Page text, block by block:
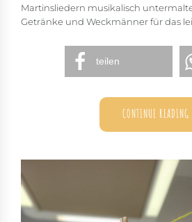
Martinsliedern musikalisch
Getränke und Weckmänner für das
teilen
CONTINUE READING